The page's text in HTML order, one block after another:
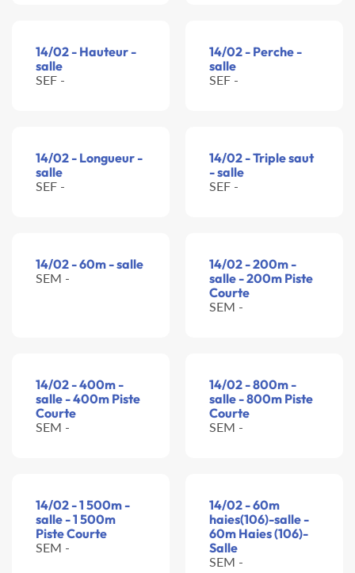
14/02 - Hauteur -
salle
SEF -
14/02 - Perche -
salle
SEF -
14/02 - Longueur -
salle
SEF -
14/02 - Triple saut
- salle
SEF -
14/02 - 60m - salle
SEM -
14/02 - 200m -
salle - 200m Piste
Courte
SEM -
14/02 - 400m -
salle - 400m Piste
Courte
SEM -
14/02 - 800m -
salle - 800m Piste
Courte
SEM -
14/02 - 1 500m -
salle - 1 500m
Piste Courte
SEM -
14/02 - 60m
haies(106)-salle -
60m Haies (106)-
Salle
SEM -